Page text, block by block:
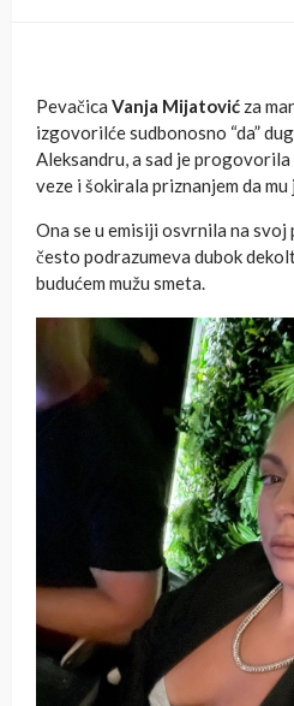
Pevačica Vanja Mijatović za
izgovorilće sudbonosno “da”
Aleksandru, a sad je
veze i šokirala priznanjem da
Ona se u emisiji osvrnila na
često podrazumeva dubok
budućem mužu smeta.